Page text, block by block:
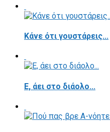
Κάνε ότι γουστάρεις...
E, άει στο διάολο...